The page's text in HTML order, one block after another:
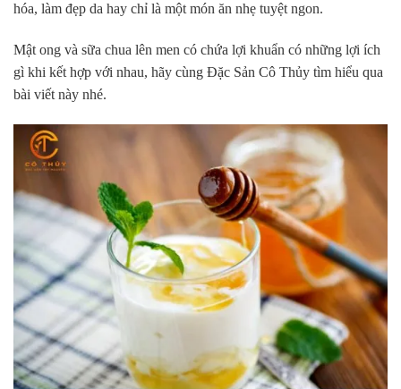
hóa, làm đẹp da hay chỉ là một món ăn nhẹ tuyệt ngon.
Mật ong và sữa chua lên men có chứa lợi khuẩn có những lợi ích
gì khi kết hợp với nhau, hãy cùng Đặc Sản Cô Thủy tìm hiểu qua
bài viết này nhé.